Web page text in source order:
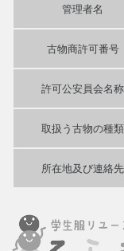
管理者名
古物商許可番号
許可公安員会名称
取扱う古物の種類
所在地及び連絡先